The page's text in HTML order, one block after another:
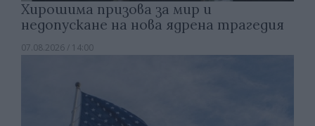
Хирошима призова за мир и
недопускане на нова ядрена трагедия
07.08.2026 / 14:00